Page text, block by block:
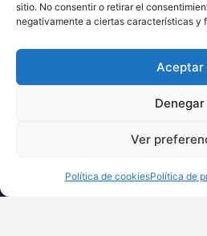
sitio. No consentir o retirar el
negativamente a ciertas características y
Aceptar
Denegar
Ver
Política de cookiesPolítica de
Techsolids®está
empresas que
servicios para el
procesamiento de